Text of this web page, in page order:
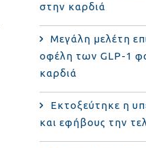
στην καρδιά
Μεγάλη μελέτη
οφέλη των GLP-1
καρδιά
Εκτοξεύτηκε η
και εφήβους την